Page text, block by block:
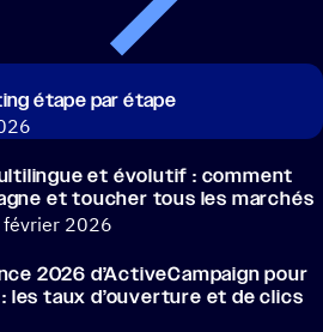
étape par étape
et évolu­tif : comment
et toucher tous les marchés
2026
2026 d’ActiveCampaign pour
les taux d’ouverture et de clics